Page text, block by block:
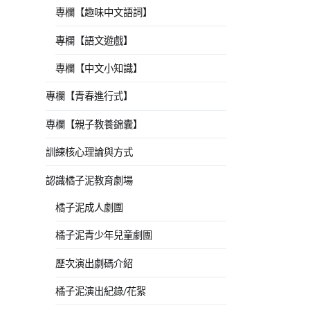
專欄【趣味中文語詞】
專欄【語文遊戲】
專欄【中文小知識】
專欄【青春進行式】
專欄【親子教養錦囊】
訓練核心理論與方式
認識橘子泥教育劇場
橘子泥成人劇團
橘子泥青少年兒童劇團
歷次演出劇碼介紹
橘子泥演出紀錄/花絮